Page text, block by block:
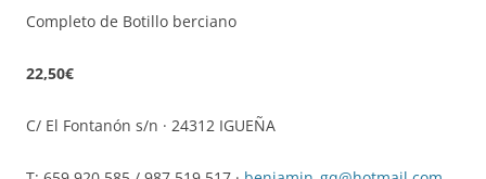
Completo de Botillo berciano
22,50€
C/ El Fontanón s/n · 24312 IGUEÑA